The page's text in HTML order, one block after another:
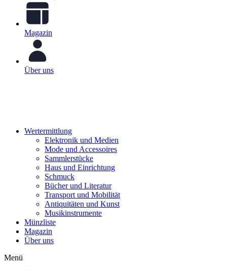
Magazin
Über uns
Wertermittlung
Elektronik und Medien
Mode und Accessoires
Sammlerstücke
Haus und Einrichtung
Schmuck
Bücher und Literatur
Transport und Mobilität
Antiquitäten und Kunst
Musikinstrumente
Münzliste
Magazin
Über uns
Menü